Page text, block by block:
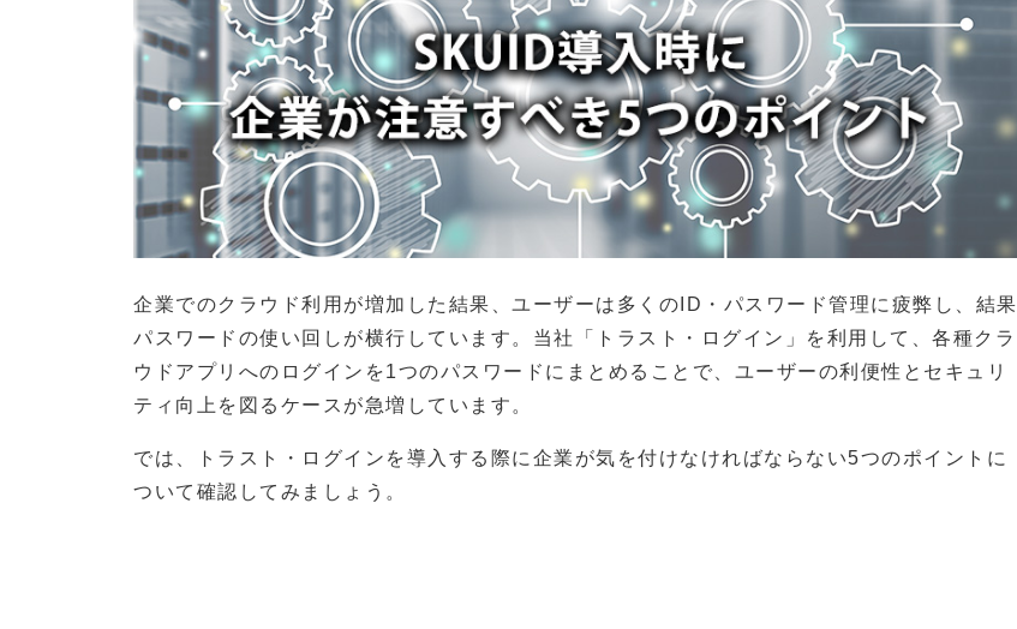
企業でのクラウド利用が増加した結果、ユーザーは多くのID・パスワード管理に疲弊し、結果
パスワードの使い回しが横行しています。当社「トラスト・ログイン」を利用して、各種クラ
ウドアプリへのログインを1つのパスワードにまとめることで、ユーザーの利便性とセキュリ
ティ向上を図るケースが急増しています。
では、トラスト・ログインを導入する際に企業が気を付けなければならない5つのポイントに
ついて確認してみましょう。